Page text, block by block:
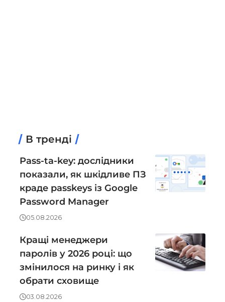
В тренді
Pass-ta-key: дослідники
показали, як шкідливе ПЗ
краде passkeys із Google
Password Manager
05.08.2026
Кращі менеджери
паролів у 2026 році: що
змінилося на ринку і як
обрати сховище
03.08.2026